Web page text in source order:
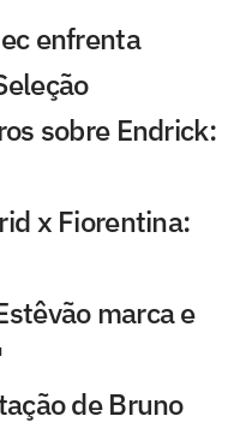
enfrenta
sobre Endrick:
x Fiorentina:
marca e
de Bruno